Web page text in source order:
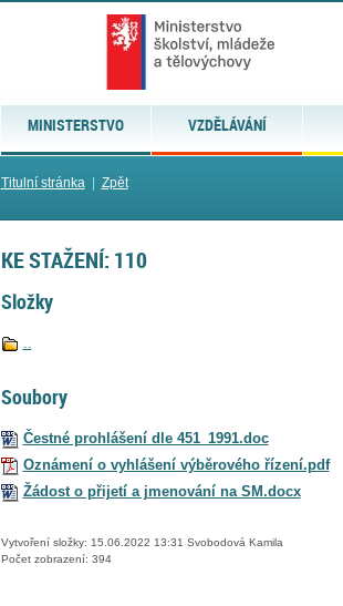
MINISTERSTVO VZDĚLÁVÁNÍ
Titulní stránka| Zpět
KE STAŽENÍ: 110
Složky
..
Soubory
Čestné prohlášení dle 451_1991.doc
Oznámení o vyhlášení výběrového řízení.pdf
Žádost o přijetí a jmenování na SM.docx
Vytvoření složky: 15.06.2022 13:31 Svobodová Kamila
Počet zobrazení: 394